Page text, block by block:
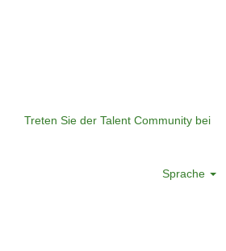
Treten Sie der Talent Community bei
Sprache